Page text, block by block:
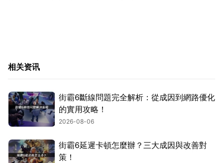
相关资讯
街霸6斷線問題完全解析：從成因到網路優化
的實用攻略！
2026-08-06
街霸6延遲卡頓怎麼辦？三大成因與改善對
策！